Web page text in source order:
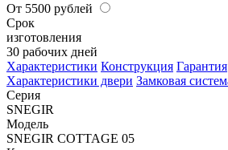
От 5500 рублей
Срок
изготовления
30 рабочих дней
Характеристики Конструкция Гарантия
Характеристики двери Замковая
Серия
SNEGIR
Модель
SNEGIR COTTAGE 05